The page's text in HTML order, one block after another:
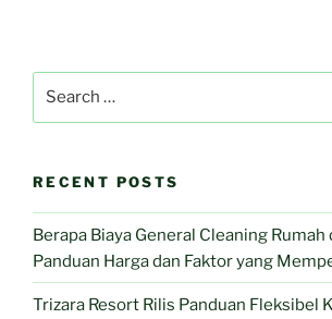
RECENT POSTS
Berapa Biaya General Cleaning Rumah
Panduan Harga dan Faktor yang
Trizara Resort Rilis Panduan Fleksibel